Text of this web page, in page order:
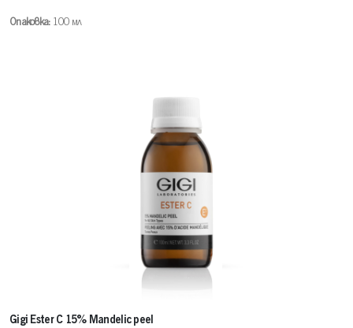
Опаковка:100 мл
Gigi Ester C 15% Mandelic peel